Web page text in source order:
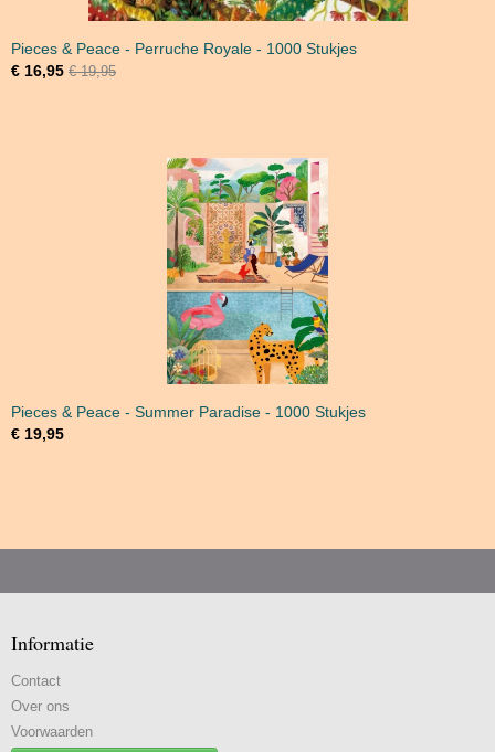
Pieces & Peace - Perruche Royale - 1000 Stukjes
€ 16,95 € 19,95
Pieces & Peace - Summer Paradise - 1000 Stukjes
€ 19,95
Informatie
Contact
Over ons
Voorwaarden